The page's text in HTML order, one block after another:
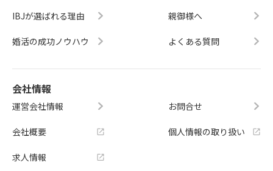
IBJが選ばれる理由
婚活の成功ノウハウ
親御様へ
よくある質問
会社情報
運営会社情報
会社概要
求人情報
お問合せ
個人情報の取り扱い